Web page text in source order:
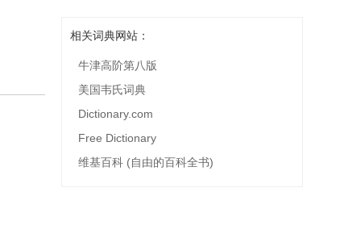
相关词典网站：
牛津高阶第八版
美国韦氏词典
Dictionary.com
Free Dictionary
维基百科 (自由的百科全书)